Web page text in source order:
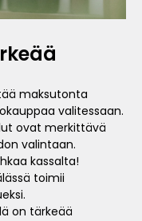
maksutonta
valitessaan.
ovat merkittävä
valintaan.
kassalta!
toimii
on tärkeää